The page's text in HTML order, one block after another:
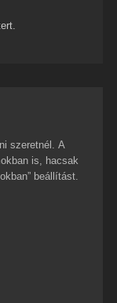
szeretnél. A
is, hacsak
beállítást.